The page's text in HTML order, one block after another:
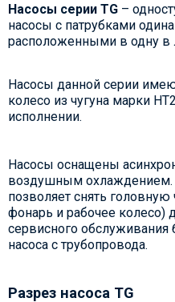
Насосы серии TG–
насосы с патрубками
расположенными в одну в
Насосы данной серии
колесо из чугуна марки
исполнении.
Насосы оснащены
воздушным охлаждением.
позволяет снять головную
фонарь и рабочее колесо)
сервисного
насоса с трубопровода.
Разрез насоса TG